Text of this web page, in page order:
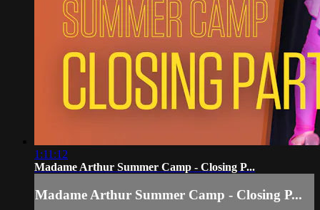
1:11:12
Madame Arthur Summer Camp - Closing P...
Madame Arthur Summer Camp - Closing P...